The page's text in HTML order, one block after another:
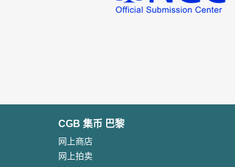
CGB 集币 巴黎
网上商店
网上拍卖